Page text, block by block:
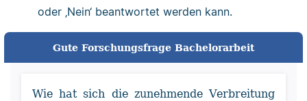
oder ‚Nein‘ beantwortet werden kann.
Gute Forschungsfrage Bachelorarbeit
Wie hat sich die zunehmende Verbreitung